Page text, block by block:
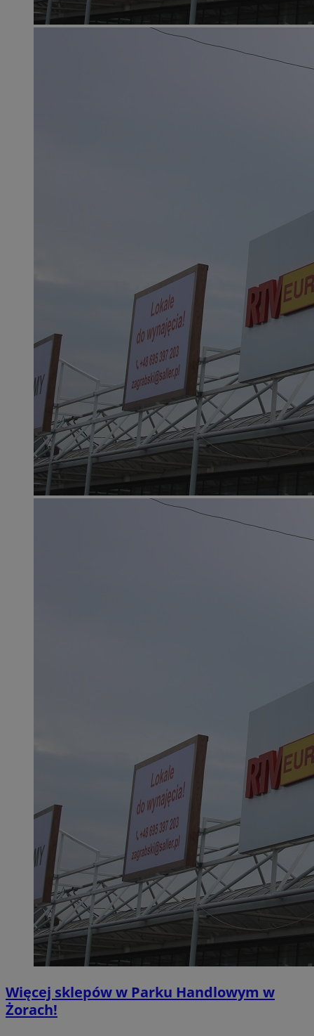
Więcej sklepów w Parku Handlowym w
Żorach!